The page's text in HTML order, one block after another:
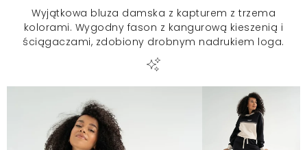
Wyjątkowa bluza damska z kapturem z trzema
kolorami. Wygodny fason z kangurową kieszenią i
ściągaczami, zdobiony drobnym nadrukiem loga.